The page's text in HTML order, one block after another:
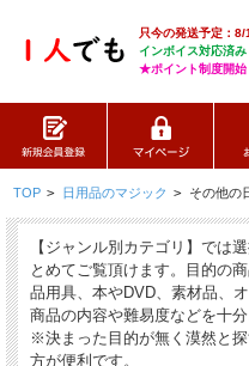
只今の発送予定：8/
インボイス対応済み
★ポイント制度開始
TOP > 日用品のマジック > その他の
【ジャンル別カテゴリ】では
とめてご覧頂けます。目的の
品用具、本やDVD、素材品、
商品の内容や難易度などを十
※決まった目的が無く漠然と
方が便利です。